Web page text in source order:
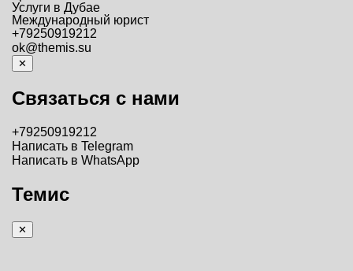
Услуги в Дубае
Международный юрист
+79250919212
ok@themis.su
✕
Связаться с нами
+79250919212
Написать в Telegram
Написать в WhatsApp
Темис
✕